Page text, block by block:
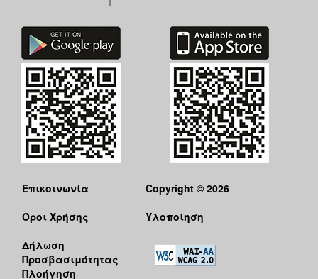
Επικοινωνία
Όροι Χρήσης
Δήλωση
Προσβασιμότητας
Πλοήγηση
Copyright © 2026
Υλοποίηση